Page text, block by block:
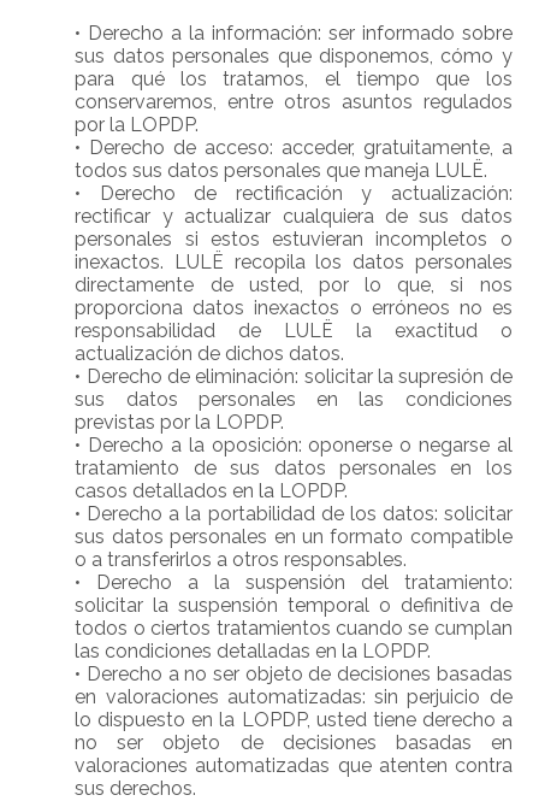
• Derecho a la información: ser informado sobre
sus datos personales que disponemos, cómo y
para qué los tratamos, el tiempo que los
conservaremos, entre otros asuntos regulados
por la LOPDP.
• Derecho de acceso: acceder, gratuitamente, a
todos sus datos personales que maneja LULË.
• Derecho de rectificación y actualización:
rectificar y actualizar cualquiera de sus datos
personales si estos estuvieran incompletos o
inexactos. LULË recopila los datos personales
directamente de usted, por lo que, si nos
proporciona datos inexactos o erróneos no es
responsabilidad de LULË la exactitud o
actualización de dichos datos.
• Derecho de eliminación: solicitar la supresión de
sus datos personales en las condiciones
previstas por la LOPDP.
• Derecho a la oposición: oponerse o negarse al
tratamiento de sus datos personales en los
casos detallados en la LOPDP.
• Derecho a la portabilidad de los datos: solicitar
sus datos personales en un formato compatible
o a transferirlos a otros responsables.
• Derecho a la suspensión del tratamiento:
solicitar la suspensión temporal o definitiva de
todos o ciertos tratamientos cuando se cumplan
las condiciones detalladas en la LOPDP.
• Derecho a no ser objeto de decisiones basadas
en valoraciones automatizadas: sin perjuicio de
lo dispuesto en la LOPDP, usted tiene derecho a
no ser objeto de decisiones basadas en
valoraciones automatizadas que atenten contra
sus derechos.